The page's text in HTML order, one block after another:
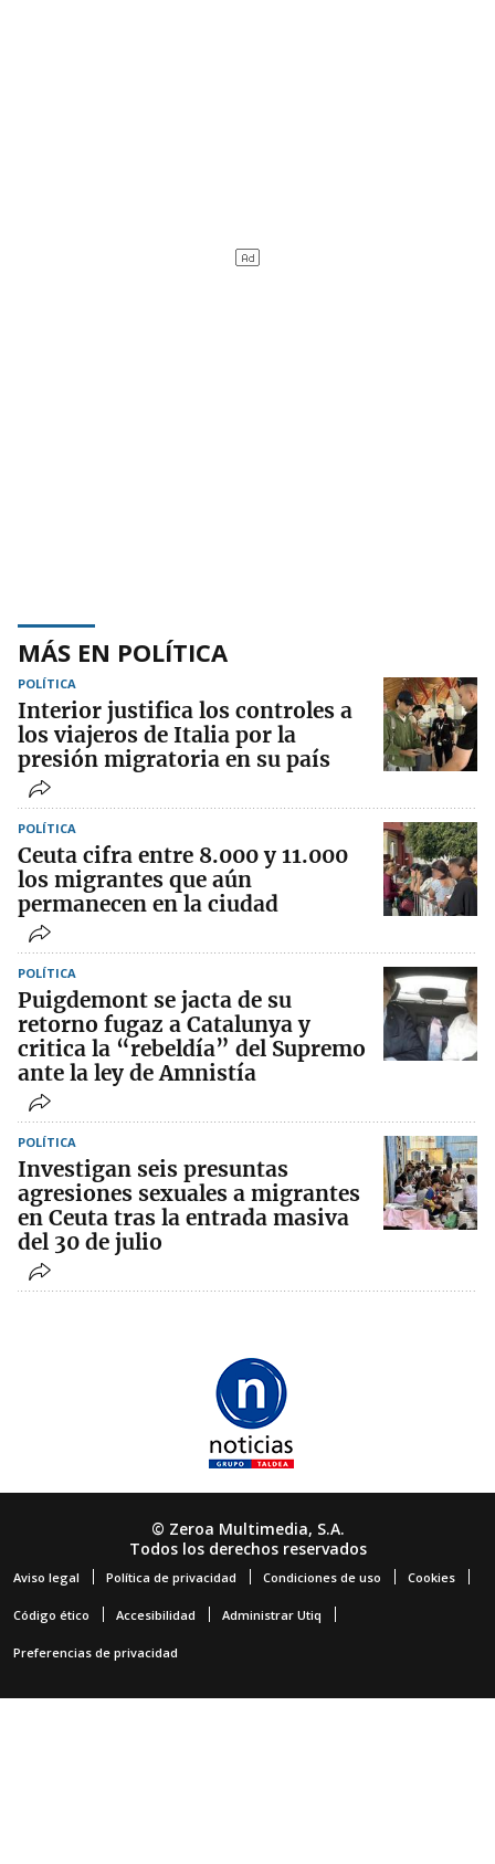
MÁS EN POLÍTICA
POLÍTICA
Interior justifica los controles a
los viajeros de Italia por la
presión migratoria en su país
POLÍTICA
Ceuta cifra entre 8.000 y 11.000
los migrantes que aún
permanecen en la ciudad
POLÍTICA
Puigdemont se jacta de su
retorno fugaz a Catalunya y
critica la “rebeldía” del Supremo
ante la ley de Amnistía
POLÍTICA
Investigan seis presuntas
agresiones sexuales a migrantes
en Ceuta tras la entrada masiva
del 30 de julio
© Zeroa Multimedia, S.A.
Todos los derechos reservados
Aviso legal Política de privacidad Condiciones de uso Cookies
Código ético Accesibilidad Administrar Utiq
Preferencias de privacidad